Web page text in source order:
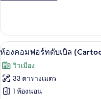
เกี่ยว
กับ
ห้อง
สำหรับ
สี่
ท่าน
เปิด
ภาพถ่าย
ทั้งหมด
ของ
11
ห้องคอมฟอร์ทดับเบิล
วิวเมือง
33 ตารางเมตร
1 ห้องนอน